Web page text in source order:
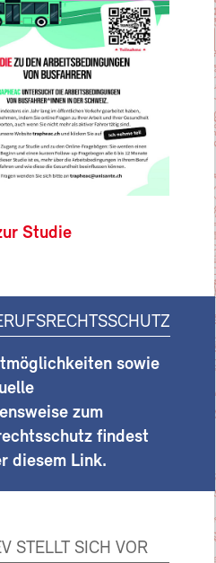
Studie
sowie
zum
findest
diesem Link.
STELLT SICH VOR